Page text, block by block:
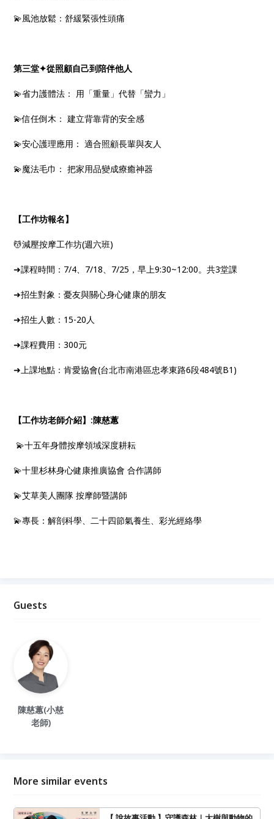
💫風池放鬆：舒緩緊張性頭痛
第三堂✦從照顧自己到陪伴他人
💫省力護體法： 用「重量」代替「蠻力」
💫信任倒木： 建立背靠背的安全感
💫安心護理應用： 適合照顧長輩與友人
💫魔法毛巾： 把家用品變成療癒神器
【工作坊報名】
💆減壓按摩工作坊(週六班)
➜課程時間：7/4、7/18、7/25，早上9:30~12:00。共3堂課
➜招生對象：憂友與關心身心健康的朋友
➜招生人數：15-20人
➜課程費用：300元
➜上課地點：肯愛協會(台北市南港區忠孝東路6段484號B1)
【工作坊老師介紹】:陳慈蕙
💫十五年身體按摩領域深度耕耘
💫十里杉林身心健康推廣協會 合作講師
💫艾草美人團隊 按摩師暨講師
💫專長：解剖科學、二十四節氣養生、彩光經絡學
Guests
陳慈蕙(小慈
老師)
More similar events